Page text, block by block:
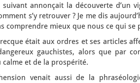
suivant annonçait la découverte d’un
s’y retrouver ? Je me dis
comprendre mieux que nous ce qui se
était aux ordres et ses articles
gauchistes, alors que par
calme et de la prospérité.
venait aussi de la